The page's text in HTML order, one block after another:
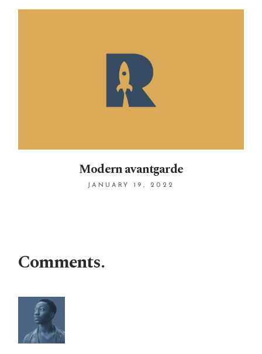
Modern avantgarde
JANUARY 19, 2022
Comments.